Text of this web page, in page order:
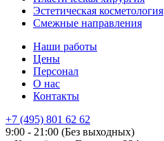
Эстетическая косметология
Смежные направления
Наши работы
Цены
Персонал
О нас
Контакты
+7 (495) 801 62 62
9:00 - 21:00 (Без выходных)